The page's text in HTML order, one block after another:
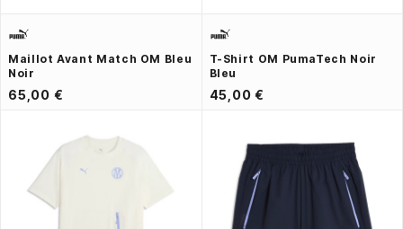
Maillot Avant Match OM Bleu
Noir
65,00 €
T-Shirt OM PumaTech Noir
Bleu
45,00 €